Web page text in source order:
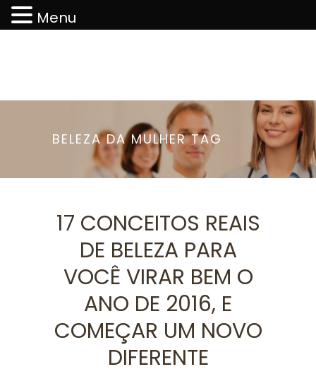
BELEZA DA MULHER TAG
17 CONCEITOS REAIS
DE BELEZA PARA
VOCÊ VIRAR BEM O
ANO DE 2016, E
COMEÇAR UM NOVO
DIFERENTE
Menu